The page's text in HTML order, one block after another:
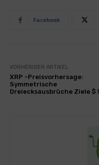
Facebook
VORHERIGER ARTIKEL
XRP -Preisvorhersage:
Symmetrische
Dreiecksausbrüche Ziele $